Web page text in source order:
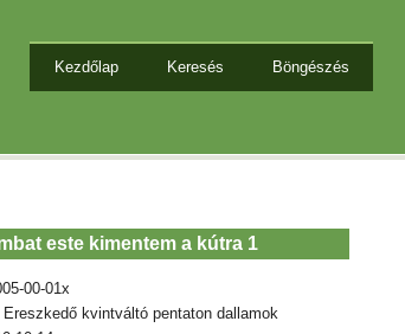
Kezdőlap Keresés Böngészés
este kimentem a kútra 1
00-01x
Ereszkedő kvintváltó pentaton dallamok